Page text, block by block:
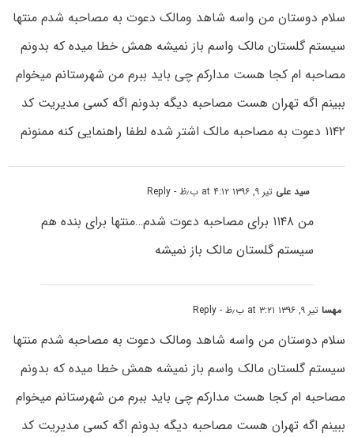
سلام دوستان من واسه شاهد ومالک دعوت به مصاحبه شدم منتها
سیستم گلستان مالک واسم باز نمیشه همش خطا میده که بدونم
مصاحبه ام کجا هست مدارکم چی باید ببرم من شهرستانم میخوام
ببینم اگه تهران هست مصاحبه دیگه بدونم اگه کسی مدیریت کد
۱۱۴۲ دعوت به مصاحبه مالک اشتر شده لطفا راهنمایی کنه ممنونم
سید علی تیر ۹, ۱۳۹۶ at ۴:۱۲ ب٫ظ - Reply
من ۱۱۴۸ برای مصاحبه دعوت شدم…منتها برای بنده هم
سیستم گلستان مالک باز نمیشه
مهساتیر ۹, ۱۳۹۶ at ۳:۲۱ ب٫ظ - Reply
سلام دوستان من واسه شاهد ومالک دعوت به مصاحبه شدم منتها
سیستم گلستان مالک واسم باز نمیشه همش خطا میده که بدونم
مصاحبه ام کجا هست مدارکم چی باید ببرم من شهرستانم میخوام
ببینم اگه تهران هست مصاحبه دیگه بدونم اگه کسی مدیریت کد